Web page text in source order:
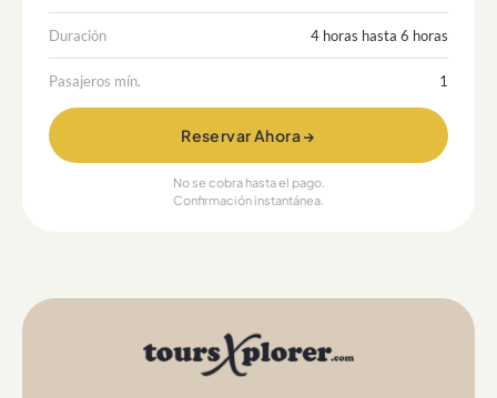
Duración 4 horas hasta 6 horas
Pasajeros mín. 1
Reservar Ahora →
No se cobra hasta el pago.
Confirmación instantánea.